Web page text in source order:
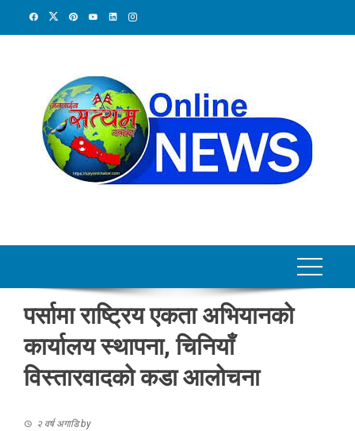
पर्सामा राष्ट्रिय एकता अभियानको
कार्यालय स्थापना, चिनियाँ
विस्तारवादको कडा आलोचना
२ वर्ष अगाडिby